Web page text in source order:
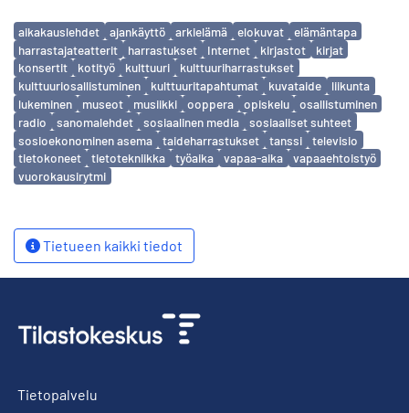
Avainsanat
aikakauslehdet ajankäyttö arkielämä elokuvat
elämäntapa
harrastajateatterit
harrastukset Internet kirjastot
kirjat
konsertit
kotityö kulttuuri
kulttuuriharrastukset
kulttuuriosallistuminen
kulttuuritapahtumat kuvataide
liikunta
lukeminen
museot musiikki ooppera opiskelu
osallistuminen
radio
sanomalehdet sosiaalinen media
sosiaaliset suhteet
sosioekonominen asema
taideharrastukset tanssi
televisio
tietokoneet
tietotekniikka työaika vapaa-aika
vapaaehtoistyö
vuorokausirytmi
Tietueen kaikki tiedot
Tietopalvelu